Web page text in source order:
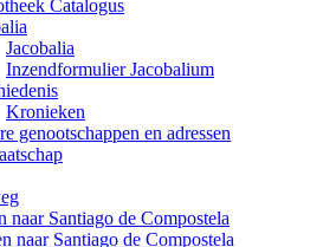
Catalogus
Jacobalia
Inzendformulier Jacobalium
Kronieken
genootschappen en adressen
naar Santiago de Compostela
naar Santiago de Compostela